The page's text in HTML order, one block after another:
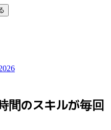
間のスキルが毎回